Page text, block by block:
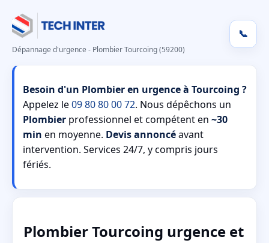
Dépannage d'urgence - Plombier Tourcoing (59200)
📞
Besoin d'un Plombier en urgence à Tourcoing ?
Appelez le09 80 80 00 72. Nous dépêchons un
Plombier professionnel et compétent en ~30
min en moyenne. Devis annoncéavant
intervention. Services 24/7, y compris jours
fériés.
Plombier Tourcoing urgence et